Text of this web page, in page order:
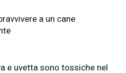
a un cane
e uvetta sono tossiche nel